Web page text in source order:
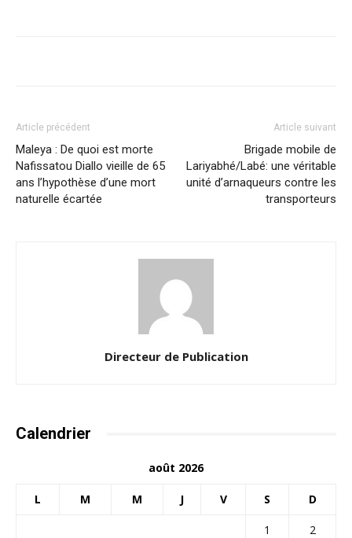
Article précédent
Maleya : De quoi est morte
Nafissatou Diallo vieille de 65
ans l’hypothèse d’une mort
naturelle écartée
Article suivant
Brigade mobile de
Lariyabhé/Labé: une véritable
unité d’arnaqueurs contre les
transporteurs
Directeur de Publication
Calendrier
août 2026
L M M J V S D
1
2